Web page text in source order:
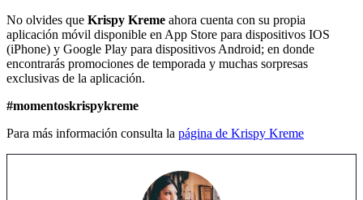
No olvides que Krispy Kreme ahora cuenta con su propia
aplicación móvil disponible en App Store para dispositivos IOS
(iPhone) y Google Play para dispositivos Android; en donde
encontrarás promociones de temporada y muchas sorpresas
exclusivas de la aplicación.
#momentoskrispykreme
Para más información consulta la página de Krispy Kreme